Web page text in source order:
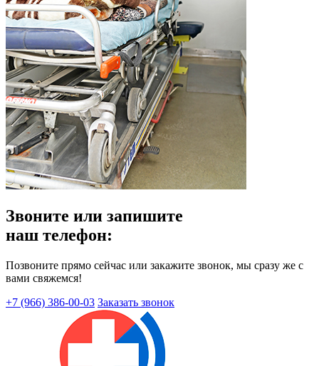
Звоните или запишите
наш телефон:
Позвоните прямо сейчас или закажите звонок, мы сразу же с
вами свяжемся!
+7 (966) 386-00-03 Заказать звонок